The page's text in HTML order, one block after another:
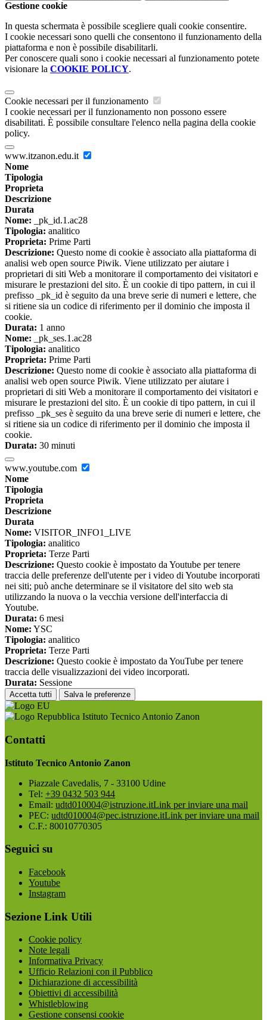
Gestione cookie
In questa schermata è possibile scegliere quali cookie consentire.
I cookie necessari sono quelli che consentono il funzionamento della
piattaforma e non è possibile disabilitarli.
Per conoscere quali sono i cookie necessari al funzionamento potete
visionare la COOKIE POLICY.
Cookie necessari per il funzionamento
I cookie necessari per il funzionamento non possono essere
disabilitati. È possibile consultare l'elenco nella pagina della cookie
policy.
www.itzanon.edu.it
Nome
Tipologia
Proprieta
Descrizione
Durata
Nome: _pk_id.1.ac28
Tipologia: analitico
Proprieta: Prime Parti
Descrizione: Questo nome di cookie è associato alla piattaforma di
analisi web open source Piwik. Viene utilizzato per aiutare i
proprietari di siti Web a monitorare il comportamento dei visitatori e
misurare le prestazioni del sito. È un cookie di tipo pattern, in cui il
prefisso _pk_id è seguito da una breve serie di numeri e lettere, che
si ritiene sia un codice di riferimento per il dominio che imposta il
cookie.
Durata: 1 anno
Nome: _pk_ses.1.ac28
Tipologia: analitico
Proprieta: Prime Parti
Descrizione: Questo nome di cookie è associato alla piattaforma di
analisi web open source Piwik. Viene utilizzato per aiutare i
proprietari di siti Web a monitorare il comportamento dei visitatori e
misurare le prestazioni del sito. È un cookie di tipo pattern, in cui il
prefisso _pk_ses è seguito da una breve serie di numeri e lettere, che
si ritiene sia un codice di riferimento per il dominio che imposta il
cookie.
Durata: 30 minuti
www.youtube.com
Nome
Tipologia
Proprieta
Descrizione
Durata
Nome: VISITOR_INFO1_LIVE
Tipologia: analitico
Proprieta: Terze Parti
Descrizione: Questo cookie è impostato da Youtube per tenere
traccia delle preferenze dell'utente per i video di Youtube incorporati
nei siti; può anche determinare se il visitatore del sito web sta
utilizzando la nuova o la vecchia versione dell'interfaccia di
Youtube.
Durata: 6 mesi
Nome: YSC
Tipologia: analitico
Proprieta: Terze Parti
Descrizione: Questo cookie è impostato da YouTube per tenere
traccia delle visualizzazioni dei video incorporati.
Durata: Sessione
Accetta tutti Salva le preferenze
Istituto Tecnico Antonio Zanon
Contatti
Istituto Tecnico Antonio Zanon
Piazzale Cavedalis, 7 - 33100 Udine
Tel: +39 0432 503 944
Email: udtd010004@istruzione.itLink per inviare una mail
PEC: udtd010004@pec.istruzione.itLink per inviare una mail
C.F.: 80010770305
Seguici su
Facebook
Youtube
Instagram
Sezione Link Utili
Cookie policy
Note legali
Informativa Privacy
Ufficio Relazioni con il Pubblico
Dichiarazione di accessibilità
Obiettivi di accessibilità
Whistleblowing
Gestione consensi cookie